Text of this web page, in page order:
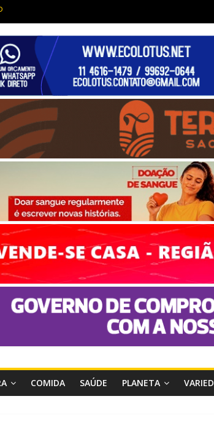
maus-tratos são presos em Vargem Grande
livre e educação ambiental para Vargem Grande
vários celulares em setembro
três em flagrante em São Roque
COMIDA SAÚDE PLANETA